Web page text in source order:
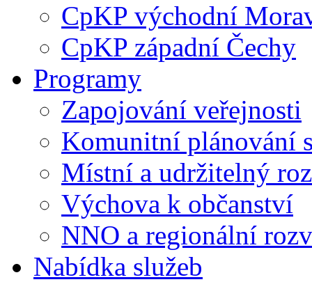
CpKP východní
CpKP západní Čechy
Programy
Zapojování veřejnosti
Komunitní plánování
Místní a udržitelný
Výchova k občanství
NNO a regionální
Nabídka služeb